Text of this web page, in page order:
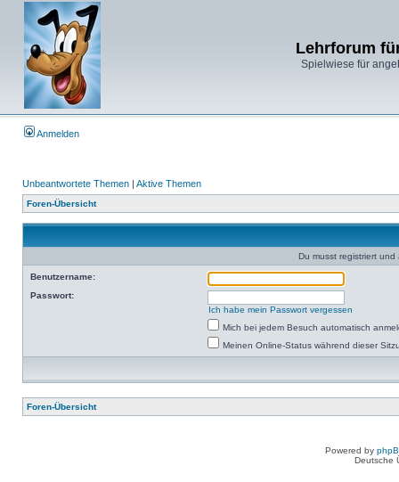
Lehrforum
Spielwiese für
Anmelden
Unbeantwortete Themen | Aktive Themen
Foren-Übersicht
Du musst registriert
Benutzername:
Passwort:
Ich habe mein Passwort vergessen
Mich bei jedem Besuch automatisch
Meinen Online-Status während dieser
Foren-Übersicht
Powered by
Deutsche